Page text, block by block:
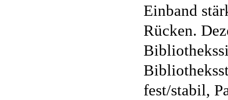
Einband
Rücken.
fest/stabil,